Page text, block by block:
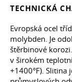
TECHNICKÁ
Evropská ocel
molybden. Je
štěrbinové
v širokém
+1400°F). Slitina